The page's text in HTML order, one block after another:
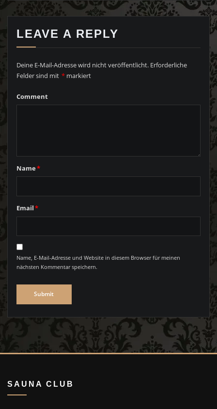
LEAVE A REPLY
Deine E-Mail-Adresse wird nicht veröffentlicht. Erforderliche
Felder sind mit * markiert
Comment
Name*
Email*
Name, E-Mail-Adresse und Website in diesem Browser für meinen
nächsten Kommentar speichern.
SAUNA CLUB